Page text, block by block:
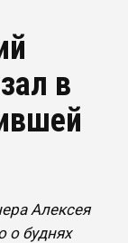
в
Алексея
о буднях